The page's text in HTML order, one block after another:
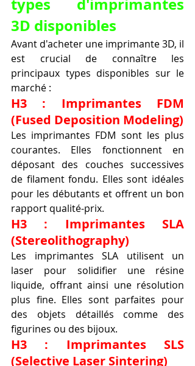
types d'imprimantes
3D disponibles
Avant d'acheter une imprimante 3D, il
est crucial de connaître les
principaux types disponibles sur le
marché :
H3 : Imprimantes FDM
(Fused Deposition Modeling)
Les imprimantes FDM sont les plus
courantes. Elles fonctionnent en
déposant des couches successives
de filament fondu. Elles sont idéales
pour les débutants et offrent un bon
rapport qualité-prix.
H3 : Imprimantes SLA
(Stereolithography)
Les imprimantes SLA utilisent un
laser pour solidifier une résine
liquide, offrant ainsi une résolution
plus fine. Elles sont parfaites pour
des objets détaillés comme des
figurines ou des bijoux.
H3 : Imprimantes SLS
(Selective Laser Sintering)